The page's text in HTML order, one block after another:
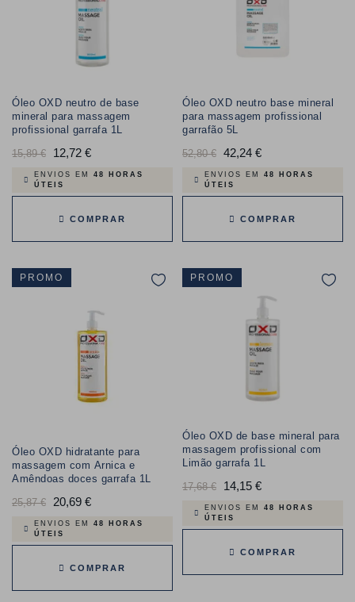
Óleo OXD neutro de base
mineral para massagem
profissional garrafa 1L
Preço
normal
15,89 € 12,72 €Preço
ENVIOS EM 48 HORAS
ÚTEIS
COMPRAR
Óleo OXD neutro base mineral
para massagem profissional
garrafão 5L
Preço
normal
52,80 € 42,24 €Preço
ENVIOS EM 48 HORAS
ÚTEIS
COMPRAR
PROMO
Óleo OXD hidratante para
massagem com Arnica e
Amêndoas doces garrafa 1L
Preço
normal
25,87 € 20,69 €Preço
ENVIOS EM 48 HORAS
ÚTEIS
COMPRAR
PROMO
Óleo OXD de base mineral para
massagem profissional com
Limão garrafa 1L
Preço
normal
17,68 € 14,15 €Preço
ENVIOS EM 48 HORAS
ÚTEIS
COMPRAR